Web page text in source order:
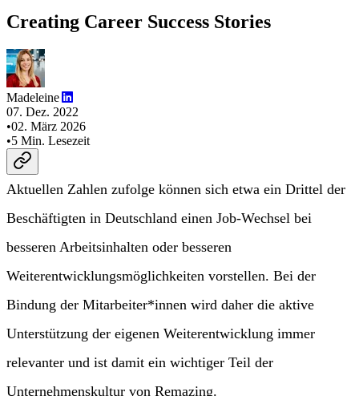
Creating Career Success Stories
Madeleine
07. Dez. 2022
•02. März 2026
•5 Min. Lesezeit
Aktuellen Zahlen zufolge können sich etwa ein Drittel der
Beschäftigten in Deutschland einen Job-Wechsel bei
besseren Arbeitsinhalten oder besseren
Weiterentwicklungsmöglichkeiten vorstellen. Bei der
Bindung der Mitarbeiter*innen wird daher die aktive
Unterstützung der eigenen Weiterentwicklung immer
relevanter und ist damit ein wichtiger Teil der
Unternehmenskultur von Remazing.